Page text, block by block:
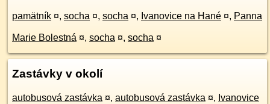
pamätník ¤, socha ¤, socha ¤, Ivanovice na Hané ¤, Panna
Marie Bolestná ¤, socha ¤, socha ¤
Zastávky v okolí
autobusová zastávka ¤, autobusová zastávka ¤, Ivanovice